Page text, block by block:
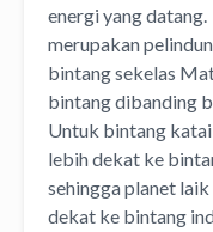
energi yang
merupakan
bintang sekelas
bintang dibanding
Untuk bintang katai
lebih dekat ke
sehingga planet
dekat ke bintang